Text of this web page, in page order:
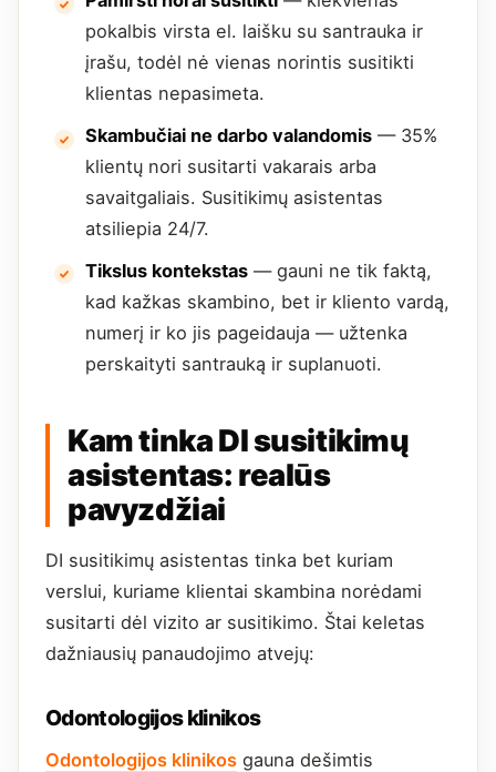
pokalbis virsta el. laišku su santrauka ir
įrašu, todėl nė vienas norintis susitikti
klientas nepasimeta.
Skambučiai ne darbo valandomis — 35%
klientų nori susitarti vakarais arba
savaitgaliais. Susitikimų asistentas
atsiliepia 24/7.
Tikslus kontekstas — gauni ne tik faktą,
kad kažkas skambino, bet ir kliento vardą,
numerį ir ko jis pageidauja — užtenka
perskaityti santrauką ir suplanuoti.
Kam tinka DI susitikimų
asistentas: realūs
pavyzdžiai
DI susitikimų asistentas tinka bet kuriam
verslui, kuriame klientai skambina norėdami
susitarti dėl vizito ar susitikimo. Štai keletas
dažniausių panaudojimo atvejų:
Odontologijos klinikos
Odontologijos klinikos gauna dešimtis